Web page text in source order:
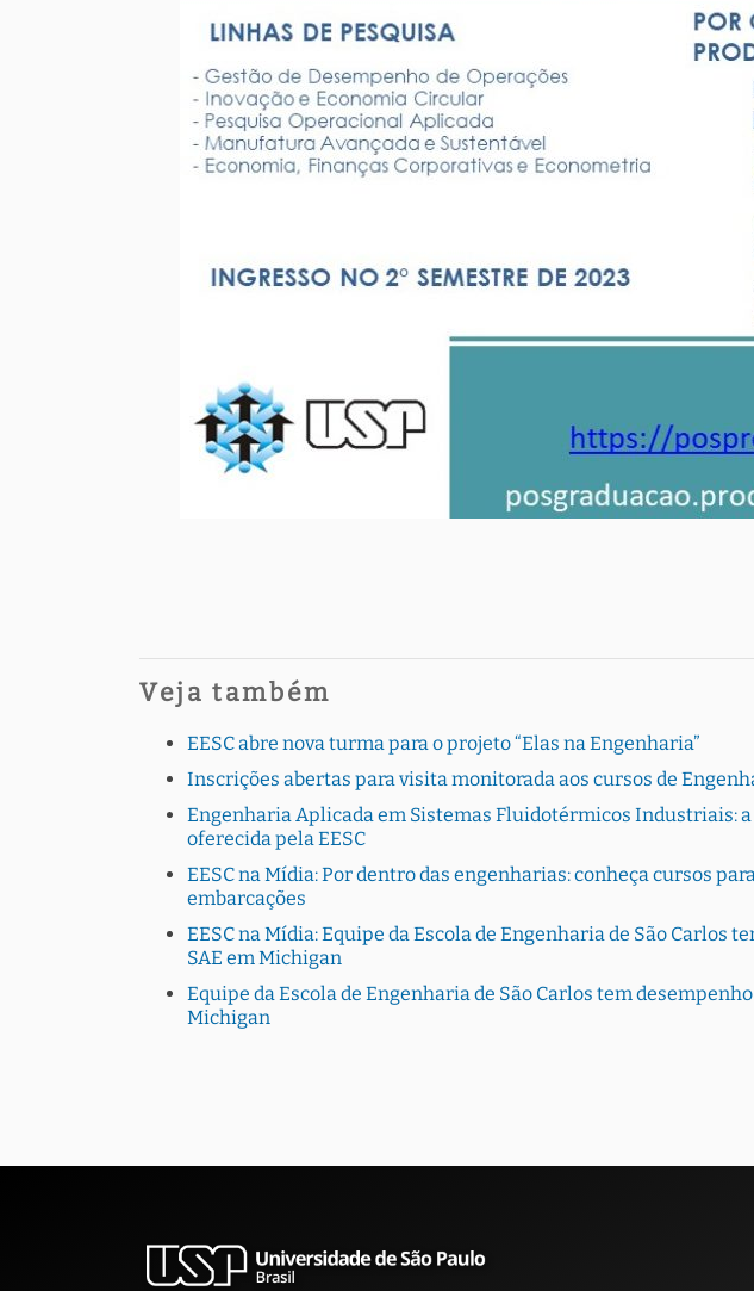
Veja também
EESC abre nova turma para o projeto “Elas na Engenharia”
Inscrições abertas para visita monitorada aos cursos de
Engenharia Aplicada em Sistemas Fluidotérmicos Industriais:
oferecida pela EESC
EESC na Mídia: Por dentro das engenharias: conheça cursos
embarcações
EESC na Mídia: Equipe da Escola de Engenharia de São Carlos
SAE em Michigan
Equipe da Escola de Engenharia de São Carlos tem
Michigan